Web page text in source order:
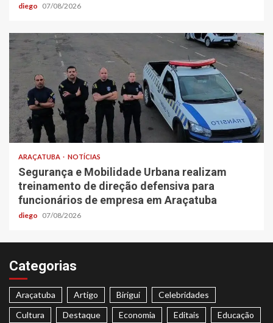
diego 07/08/2026
ARAÇATUBA NOTÍCIAS
Segurança e Mobilidade Urbana realizam
treinamento de direção defensiva para
funcionários de empresa em Araçatuba
diego 07/08/2026
Categorias
Araçatuba Artigo Birigui
Celebridades
Cultura
Destaque Economia Editais
Educação